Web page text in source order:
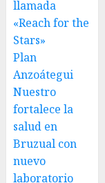
llamada
«Reach for the
Stars»
Plan
Anzoátegui
Nuestro
fortalece la
salud en
Bruzual con
nuevo
laboratorio